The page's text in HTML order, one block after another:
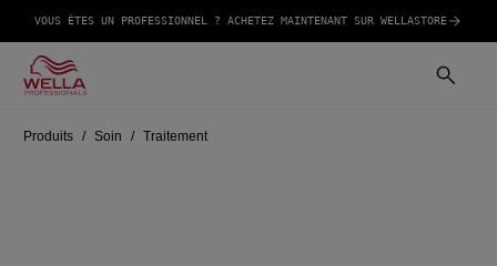
VOUS ÊTES UN PROFESSIONNEL ? ACHETEZ MAINTENANT SUR WELLASTORE
Produits Soin Traitement